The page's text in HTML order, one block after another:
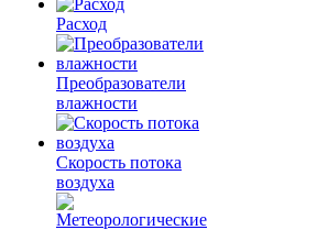
Расход
Преобразователи
влажности
Скорость потока
воздуха